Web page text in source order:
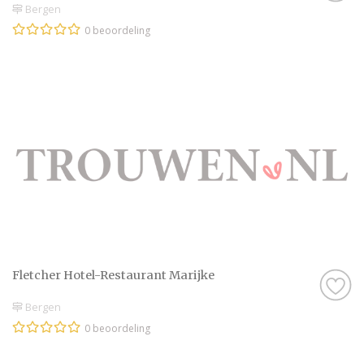
Bergen
0 beoordeling
Fletcher Hotel-Restaurant Marijke
Bergen
0 beoordeling